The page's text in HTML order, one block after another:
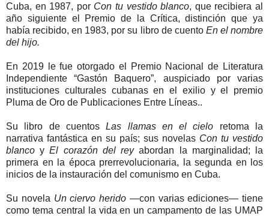
Cuba, en 1987, por Con tu vestido blanco, que recibiera al
año siguiente el Premio de la Crítica, distinción que ya
había recibido, en 1983, por su libro de cuento En el nombre
del hijo.
En 2019 le fue otorgado el Premio Nacional de Literatura
Independiente “Gastón Baquero”, auspiciado por varias
instituciones culturales cubanas en el exilio y el premio
Pluma de Oro de Publicaciones Entre Líneas..
Su libro de cuentosLas llamas en el cielo retoma la
narrativa fantástica en su país; sus novelas Con tu vestido
blanco yEl corazón del reyabordan la marginalidad; la
primera en la época prerrevolucionaria, la segunda en los
inicios de la instauración del comunismo en Cuba.
Su novela Un ciervo herido —con varias ediciones— tiene
como tema central la vida en un campamento de las UMAP